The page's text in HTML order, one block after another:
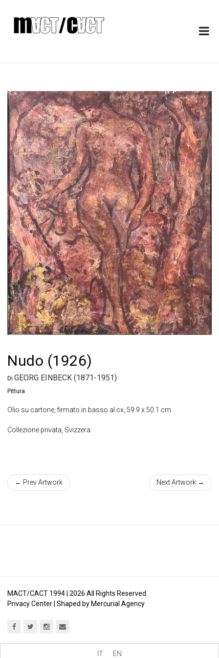
Nudo (1926)
Di GEORG EINBECK (1871-1951)
Pittura
Olio su cartone, firmato in basso al cx, 59.9 x 50.1 cm.
Collezione privata, Svizzera.
← Prev Artwork Next Artwork →
MACT/CACT 1994 | 2026 All Rights Reserved.
Privacy Center | Shaped by Mercurial Agency
IT EN